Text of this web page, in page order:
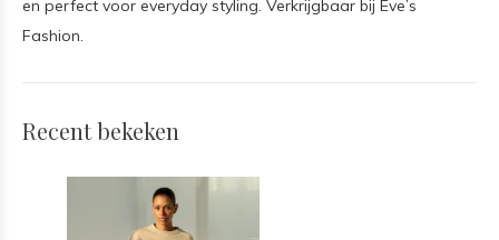
en perfect voor everyday styling. Verkrijgbaar bij Eve’s
Fashion.
Recent bekeken